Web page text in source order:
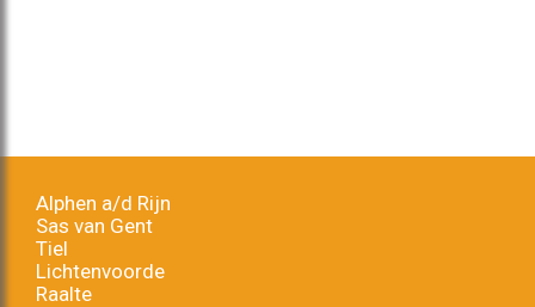
Alphen a/d Rijn
Sas van Gent
Tiel
Lichtenvoorde
Raalte